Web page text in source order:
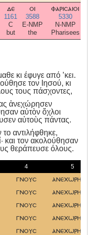
δε
1161
C
but
οι
3588
E-NMP
the
φαρισαιοι
5330
N-NMP
Pharisees
κι έφυγε από ’κει.
τον Ιησού, κι
τους πάσχοντες,
ἀνεχώρησεν
αὐτὸν ὄχλοι
αὐτοὺς πάντας.
αντιλήφθηκε,
και τον ακολούθησαν
θεράπευσε όλους.
4 5
γνουσ
γνουσ
γνουσ
γνουσ
γνουσ